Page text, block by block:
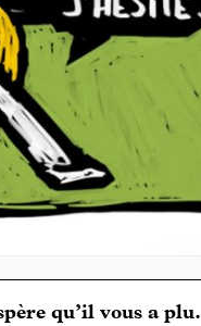
qu’il vous a plu.